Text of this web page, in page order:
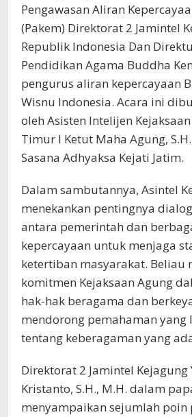
Pengawasan Aliran
(Pakem) Direktorat 2 Jamintel
Republik Indonesia Dan
Pendidikan Agama Buddha
pengurus aliran kepercayaan
Wisnu Indonesia. Acara ini
oleh Asisten Intelijen
Timur I Ketut Maha Agung,
Sasana Adhyaksa Kejati Jatim.
Dalam sambutannya, Asintel
menekankan pentingnya
antara pemerintah dan
kepercayaan untuk menjaga
ketertiban masyarakat. Beliau
komitmen Kejaksaan Agung
hak-hak beragama dan
mendorong pemahaman yang
tentang keberagaman yang
Direktorat 2 Jamintel Kejagung
Kristanto, S.H., M.H. dalam
menyampaikan sejumlah